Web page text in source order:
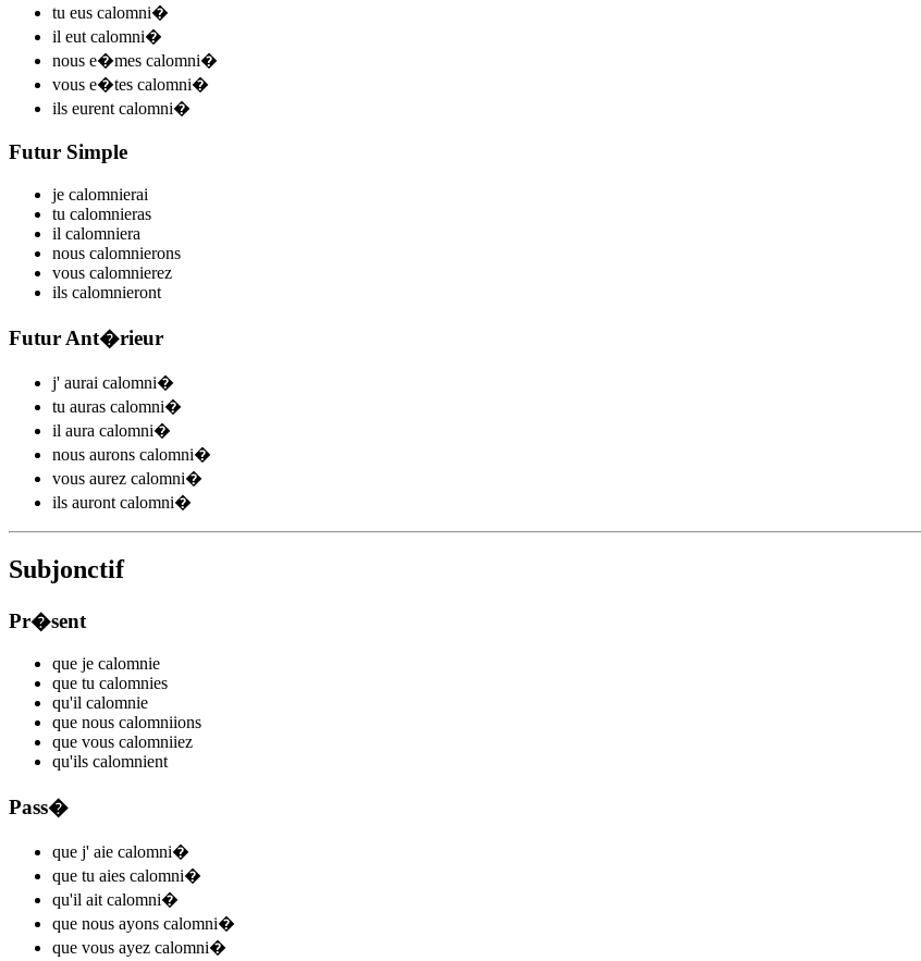
tu eus calomni�
il eut calomni�
nous e�mes calomni�
vous e�tes calomni�
ils eurent calomni�
Futur Simple
je calomnierai
tu calomnieras
il calomniera
nous calomnierons
vous calomnierez
ils calomnieront
Futur Ant�rieur
j' aurai calomni�
tu auras calomni�
il aura calomni�
nous aurons calomni�
vous aurez calomni�
ils auront calomni�
Subjonctif
Pr�sent
que je calomnie
que tu calomnies
qu'il calomnie
que nous calomniions
que vous calomniiez
qu'ils calomnient
Pass�
que j' aie calomni�
que tu aies calomni�
qu'il ait calomni�
que nous ayons calomni�
que vous ayez calomni�